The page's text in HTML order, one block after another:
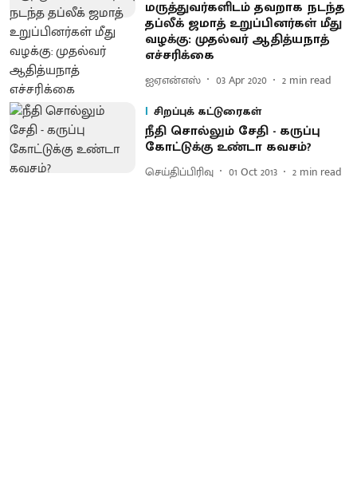
மருத்துவர்களிடம் தவறாக நடந்த
தப்லீக் ஜமாத் உறுப்பினர்கள் மீது
வழக்கு: முதல்வர் ஆதித்யநாத்
எச்சரிக்கை
ஐஏஎன்எஸ் 03 Apr 2020 2 min read
சிறப்புக் கட்டுரைகள்
நீதி சொல்லும் சேதி - கருப்பு
கோட்டுக்கு உண்டா கவசம்?
செய்திப்பிரிவு 01 Oct 2013 2 min read